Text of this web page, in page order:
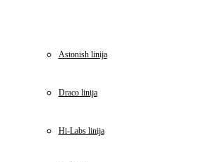
Astonish linija
Draco linija
Hi-Labs linija